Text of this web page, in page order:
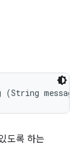
(String
도록 하는